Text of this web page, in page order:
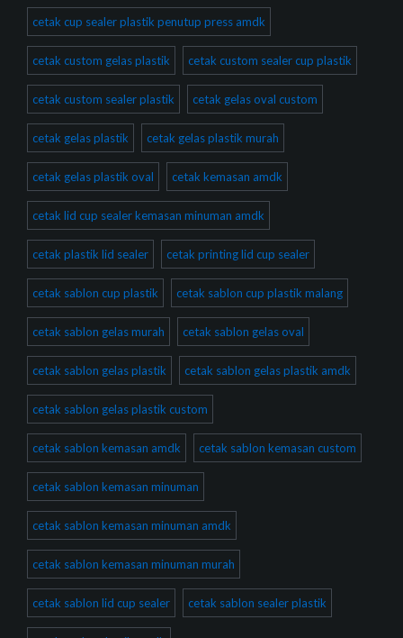
cetak cup sealer plastik penutup press amdk
cetak custom gelas plastik cetak custom sealer cup plastik
cetak custom sealer plastik cetak gelas oval custom
cetak gelas plastik cetak gelas plastik murah
cetak gelas plastik oval cetak kemasan amdk
cetak lid cup sealer kemasan minuman amdk
cetak plastik lid sealer cetak printing lid cup sealer
cetak sablon cup plastik cetak sablon cup plastik malang
cetak sablon gelas murah cetak sablon gelas oval
cetak sablon gelas plastik cetak sablon gelas plastik amdk
cetak sablon gelas plastik custom
cetak sablon kemasan amdk cetak sablon kemasan custom
cetak sablon kemasan minuman
cetak sablon kemasan minuman amdk
cetak sablon kemasan minuman murah
cetak sablon lid cup sealer cetak sablon sealer plastik